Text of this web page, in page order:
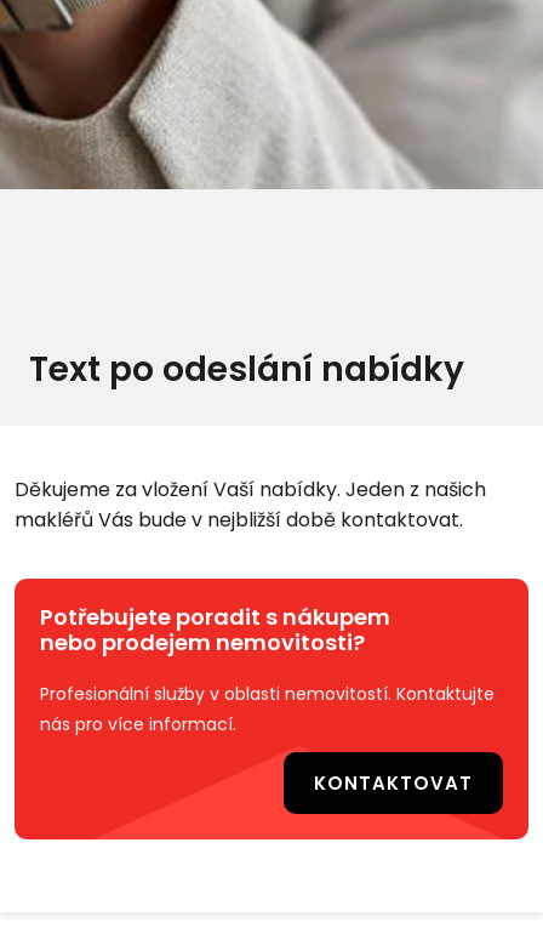
Text po odeslání nabídky
Děkujeme za vložení Vaší nabídky. Jeden z našich
makléřů Vás bude v nejbližší době kontaktovat.
Potřebujete poradit s nákupem
nebo prodejem nemovitosti?
Profesionální služby v oblasti nemovitostí. Kontaktujte
nás pro více informací.
KONTAKTOVAT